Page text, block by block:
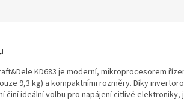
KD683 je moderní, mikroprocesorem
9,3 kg) a kompaktními rozměry. Díky
činí ideální volbu pro napájení citlivé